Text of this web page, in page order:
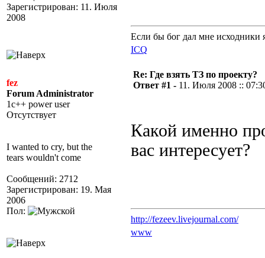
Зарегистрирован: 11. Июля
2008
Если бы бог дал мне исходники
ICQ
fez
Forum Administrator
1c++ power user
Отсутствует
I wanted to cry, but the
tears wouldn't come
Сообщений: 2712
Зарегистрирован: 19. Мая
2006
Пол:
Re: Где взять ТЗ по проекту?
Ответ #1 - 11. Июля 2008 ::
Какой именно
вас интересует?
http://fezeev.livejournal.com/
www